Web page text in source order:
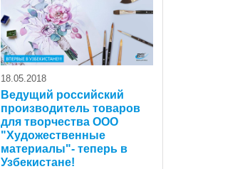
18.05.2018
Ведущий российский
производитель товаров
для творчества ООО
"Художественные
материалы"- теперь в
Узбекистане!